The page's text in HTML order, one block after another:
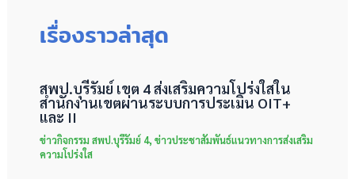
เรื่องราวล่าสุด
สพป.บุรีรัมย์ เขต 4 ส่งเสริมความโปร่งใสใน
สำนักงานเขตผ่านระบบการประเมิน OIT+
และ II
ข่าวกิจกรรม สพป.บุรีรัมย์ 4,ข่าวประชาสัมพันธ์แนวทางการส่งเสริม
ความโปร่งใส